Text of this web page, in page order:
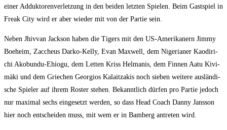
einer Adduk­to­ren­ver­let­zung in den bei­den letz­ten Spie­len. Beim Gast­spiel in
Freak City wird er aber wie­der mit von der Par­tie sein.
Neben Jhiv­van Jack­son haben die Tigers mit den US-Ame­ri­ka­nern Jim­my
Boe­heim, Zac­cheus Dar­ko-Kel­ly, Evan Max­well, dem Nige­ria­ner Kao­di­ri­
chi Ako­bun­du-Ehio­gu, dem Let­ten Kriss Helm­a­nis, dem Fin­nen Aatu Kiv­i­
mä­ki und dem Grie­chen Geor­gi­os Kalaitzakis noch sie­ben wei­te­re aus­län­di­
sche Spie­ler auf ihrem Ros­t­er ste­hen. Bekannt­lich dür­fen pro Par­tie jedoch
nur maxi­mal sechs ein­ge­setzt wer­den, so dass Head Coach Dan­ny Jans­son
hier noch ent­schei­den muss, mit wem er in Bam­berg antre­ten wird.